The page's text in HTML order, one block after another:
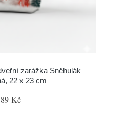
zarážka Sněhulák
22 x 23 cm
Kč